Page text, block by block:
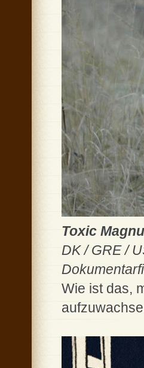
Toxic
DK / GRE /
Wie ist das,